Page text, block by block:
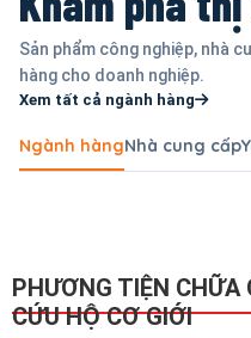
Sản phẩm công nghiệp, nhà
hàng cho doanh nghiệp.
Xem tất cả ngành hàng
Ngành hàngNhà cung cấp
PHƯƠNG TIỆN CHỮA
CỨU HỘ CƠ GIỚI